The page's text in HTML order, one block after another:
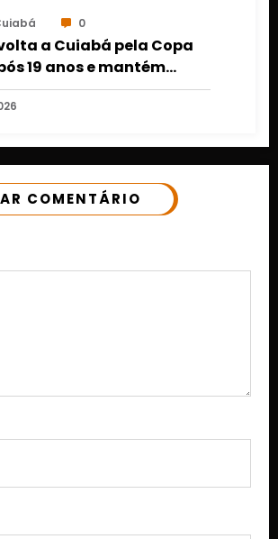
0
a Cuiabá pela Copa
19 anos e mantém
invicto em Mato Grosso
COMENTÁRIO